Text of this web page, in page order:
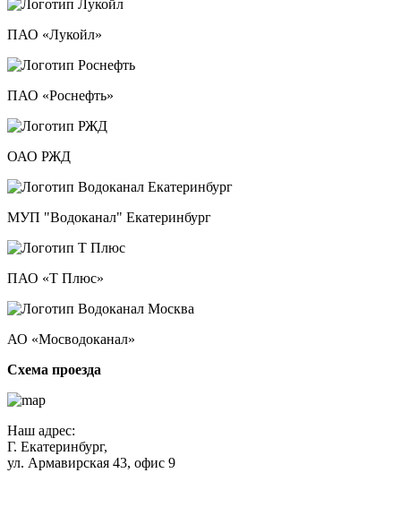
ПАО «Лукойл»
ПАО «Роснефть»
ОАО РЖД
МУП "Водоканал" Екатеринбург
ПАО «Т Плюс»
АО «Мосводоканал»
Схема проезда
Наш адрес:
Г. Екатеринбург,
ул. Армавирская 43, офис 9